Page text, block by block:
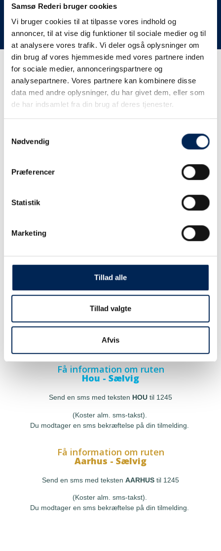
Samsø Rederi bruger cookies
Vi bruger cookies til at tilpasse vores indhold og
annoncer, til at vise dig funktioner til sociale medier og til
at analysere vores trafik. Vi deler også oplysninger om
din brug af vores hjemmeside med vores partnere inden
for sociale medier, annonceringspartnere og
analysepartnere. Vores partnere kan kombinere disse
data med andre oplysninger, du har givet dem, eller som
de har indsamlet fra din brug af deres tjenester.
Nødvendig
Præferencer
Statistik
Marketing
Tillad alle
Tillad valgte
Afvis
her på siden og ikke ringe eller skrive til os, da vi ikke
har mere at fortælle end I kan læse her.
Vi takker for jeres forståelse.
Få trafikinformation på
sms
tjekke vores hjemmeside eller ringe til os.
Få information om ruten
Hou - Sælvig
Send en sms med teksten HOU til 1245
(Koster alm. sms-takst).
Du modtager en sms bekræftelse på din tilmelding.
Få information om ruten
Aarhus - Sælvig
Send en sms med teksten AARHUS til 1245
(Koster alm. sms-takst).
Du modtager en sms bekræftelse på din tilmelding.